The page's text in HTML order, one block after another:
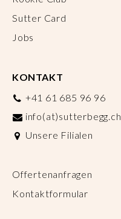
Sutter Card
Jobs
KONTAKT
+41 61 685 96 96
info(at)sutterbegg.ch
Unsere Filialen
Offertenanfragen
Kontaktformular